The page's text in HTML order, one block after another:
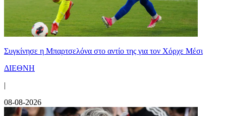
Συγκίνησε η Μπαρτσελόνα στο αντίο της για τον Χόρχε Μέσι
ΔΙΕΘΝΗ
|
08-08-2026